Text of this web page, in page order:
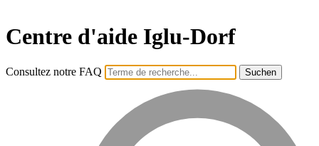
Centre d'aide Iglu-Dorf
Consultez notre FAQ